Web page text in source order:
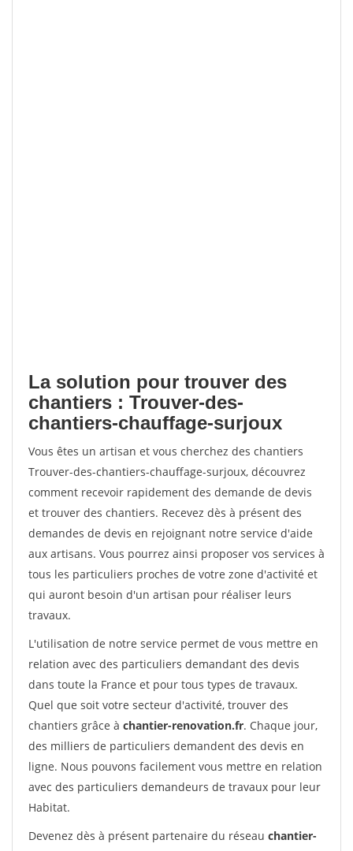
La solution pour trouver des
chantiers : Trouver-des-
chantiers-chauffage-surjoux
Vous êtes un artisan et vous cherchez des chantiers
Trouver-des-chantiers-chauffage-surjoux, découvrez
comment recevoir rapidement des demande de devis
et trouver des chantiers. Recevez dès à présent des
demandes de devis en rejoignant notre service d'aide
aux artisans. Vous pourrez ainsi proposer vos services à
tous les particuliers proches de votre zone d'activité et
qui auront besoin d'un artisan pour réaliser leurs
travaux.
L'utilisation de notre service permet de vous mettre en
relation avec des particuliers demandant des devis
dans toute la France et pour tous types de travaux.
Quel que soit votre secteur d'activité, trouver des
chantiers grâce à chantier-renovation.fr. Chaque jour,
des milliers de particuliers demandent des devis en
ligne. Nous pouvons facilement vous mettre en relation
avec des particuliers demandeurs de travaux pour leur
Habitat.
Devenez dès à présent partenaire du réseau chantier-